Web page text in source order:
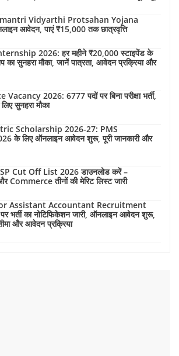
Vidyarthi Protsahan Yojana
आवेदन, पाएं ₹15,000 तक छात्रवृत्ति
2026: हर महीने ₹20,000 स्टाइपेंड के
का सुनहरा मौका, जानें पात्रता, आवेदन प्रक्रिया और
2026: 6777 पदों पर बिना परीक्षा भर्ती,
सुनहरा मौका
Scholarship 2026-27: PMS
के लिए ऑनलाइन आवेदन शुरू, पूरी जानकारी और
Cut Off List 2026 डाउनलोड करें –
तीनों की मेरिट लिस्ट जारी
Assistant Accountant Recruitment
भर्ती का नोटिफिकेशन जारी, ऑनलाइन आवेदन शुरू,
और आवेदन प्रक्रिया